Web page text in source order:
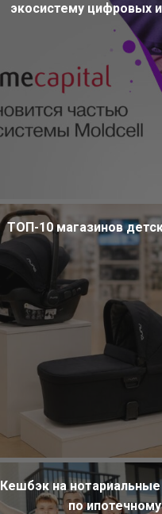
экосистему цифровых
ТОП-10 магазинов
Кешбэк на
по